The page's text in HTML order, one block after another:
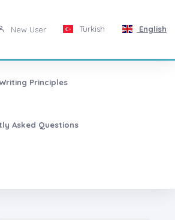
New User Turkish English
Principles
Asked Questions